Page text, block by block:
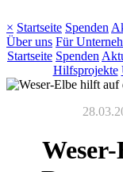
× Startseite Spenden
Über uns Für
Startseite Spenden
Hilfsprojekte